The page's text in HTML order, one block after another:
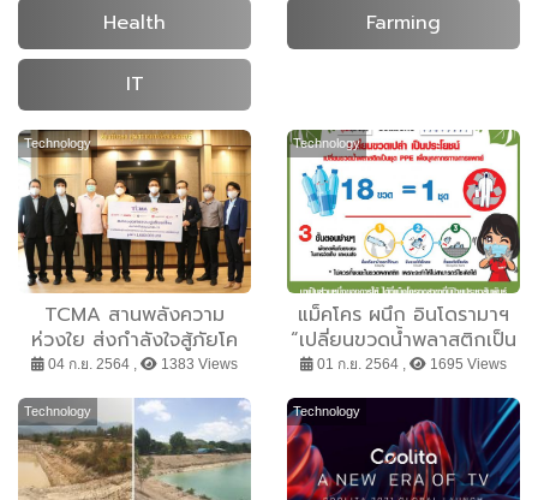
Health Farming
IT
Technology
TCMA สานพลังความ
ห่วงใย ส่งกำลังใจสู้ภัยโค
วิด-19
04 ก.ย. 2564 , 1383 Views
Technology
แม็คโคร ผนึก อินโดรามาฯ
“เปลี่ยนขวดน้ำพลาสติกเป็น
ชุด PPE” เพื่อบุคลากรด่าน
แวดล้อม พร้อมสู้ภัยโค
วิด-19
01 ก.ย. 2564 , 1695 Views
Technology Technology